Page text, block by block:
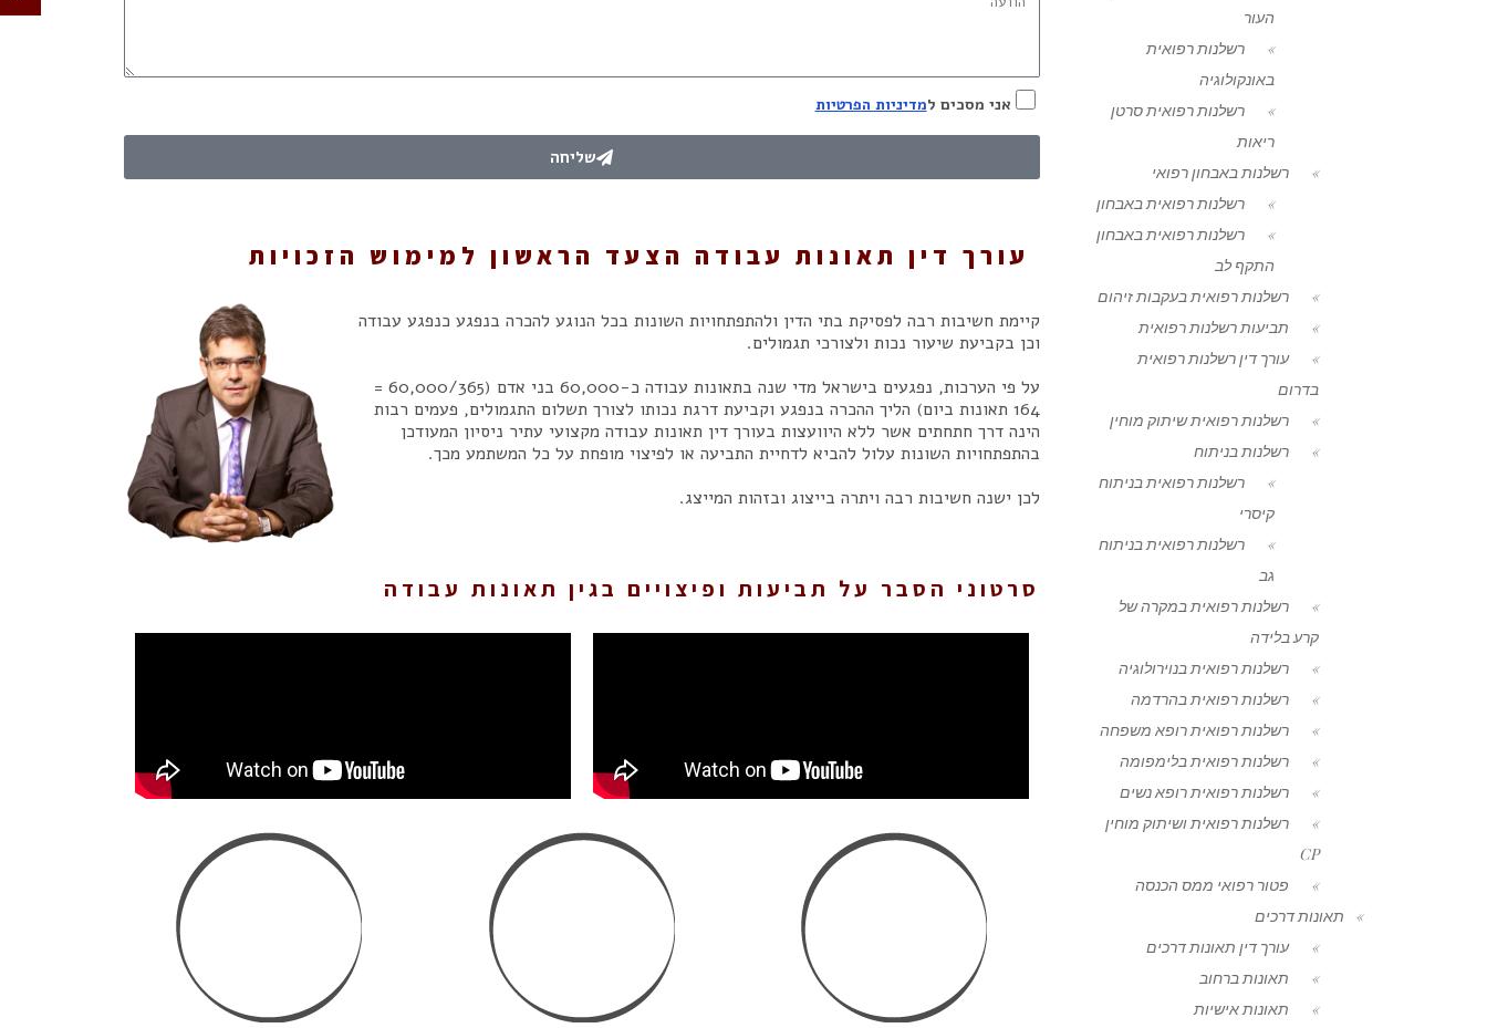
אני מסכים למדיניות הפרטיות
שליחה
עורך דין תאונות עבודה הצעד הראשון למימוש הזכויות
קיימת חשיבות רבה לפסיקת בתי הדין ולהתפתחויות השונות בכל הנוגע להכרה בנפגע כנפגע עבודה
וכן בקביעת שיעור נכות ולצורכי תגמולים.
על פי הערכות, נפגעים בישראל מדי שנה בתאונות עבודה כ-60,000 בני אדם (60,000/365 =
164 תאונות ביום) הליך ההכרה בנפגע וקביעת דרגת נכותו לצורך תשלום התגמולים, פעמים רבות
הינה דרך חתחתים אשר ללא היוועצות בעורך דין תאונות עבודה מקצועי עתיר ניסיון המעודכן
בהתפתחויות השונות עלול להביא לדחיית התביעה או לפיצוי מופחת על כל המשתמע מכך.
לכן ישנה חשיבות רבה ויתרה בייצוג ובזהות המייצג.
סרטוני הסבר על תביעות ופיצויים בגין תאונות עבודה
העור
רשלנות רפואית
באונקולוגיה
רשלנות רפואית סרטן
ריאות
רשלנות באבחון רפואי
רשלנות רפואית באבחון
רשלנות רפואית באבחון
התקף לב
רשלנות רפואית בעקבות זיהום
תביעות רשלנות רפואית
עורך דין רשלנות רפואית
בדרום
רשלנות רפואית שיתוק מוחין
רשלנות בניתוח
רשלנות רפואית בניתוח
קיסרי
רשלנות רפואית בניתוח
גב
רשלנות רפואית במקרה של
קרע בלידה
רשלנות רפואית בנוירולוגיה
רשלנות רפואית בהרדמה
רשלנות רפואית רופא משפחה
רשלנות רפואית בלימפומה
רשלנות רפואית רופא נשים
רשלנות רפואית ושיתוק מוחין
CP
פטור רפואי ממס הכנסה
תאונות דרכים
עורך דין תאונות דרכים
תאונות ברחוב
תאונות אישיות